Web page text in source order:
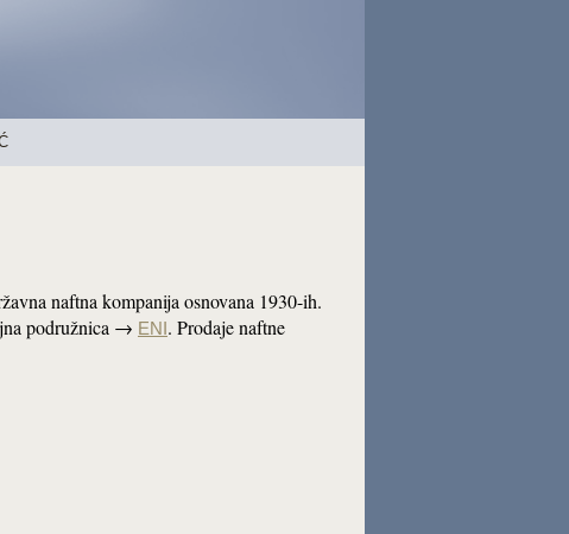
naftna kompanija osnovana 1930-ih.
podružnica → ENI . Prodaje naftne